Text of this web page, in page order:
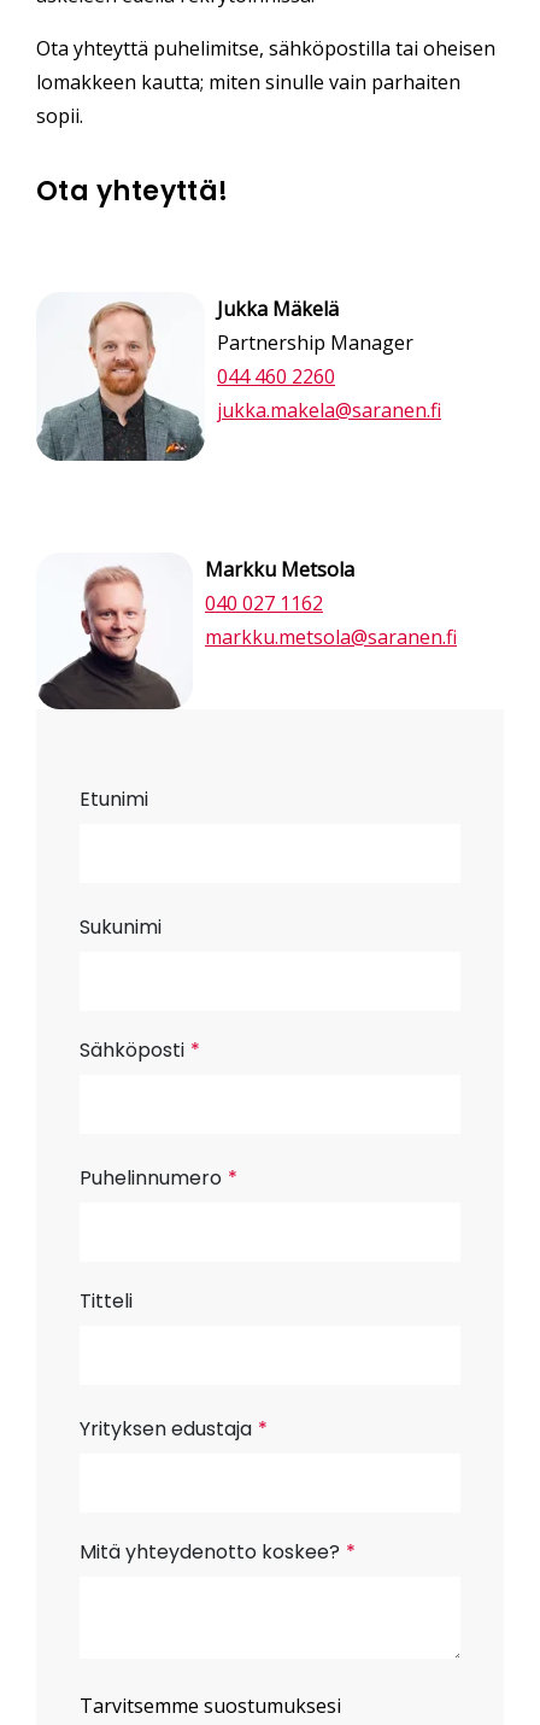
Ota yhteyttä puhelimitse, sähköpostilla tai oheisen
lomakkeen kautta; miten sinulle vain parhaiten
sopii.
Ota yhteyttä!
Jukka Mäkelä
Partnership Manager
044 460 2260
jukka.makela@saranen.fi
Markku Metsola
040 027 1162
markku.metsola@saranen.fi
Etunimi
Sukunimi
Sähköposti *
Puhelinnumero *
Titteli
Yrityksen edustaja *
Mitä yhteydenotto koskee? *
Tarvitsemme suostumuksesi